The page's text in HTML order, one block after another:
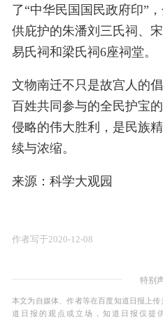
了“中华民国国民政府印”
供庇护的朱潘刘三氏祠、
易氏祠和梁氏祠6座祠堂。
文物南迁不只是故宫人的
百姓共同参与的全民护宝
侵略的伟大胜利，是民族
续与浓缩。
来源：科学大观园
作者写于2020-12-08
特别
本文为自媒体、作者等在百度知道日报上
道日报的观点或立场，知道日报仅提